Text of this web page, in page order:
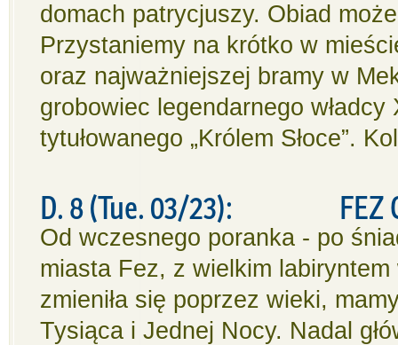
domach patrycjuszy. Obiad
Przystaniemy na krótko w
oraz najważniejszej bramy w
grobowiec legendarnego
tytułowanego „Królem Słoce”.
D. 8 (Tue. 03/23): FEZ
Od wczesnego poranka - po
miasta Fez, z wielkim
zmieniła się poprzez wieki,
Tysiąca i Jednej Nocy. Nadal